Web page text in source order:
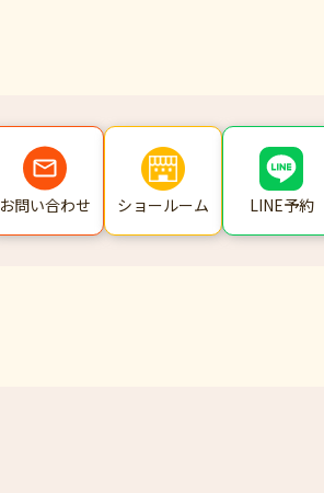
お問い合わせ ショールーム LINE予約